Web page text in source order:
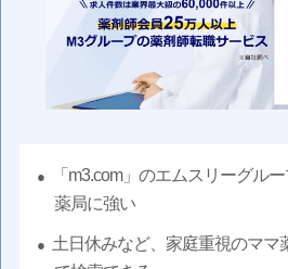
「m3.com」のエムスリーグル
薬局に強い
土日休みなど、家庭重視のママ